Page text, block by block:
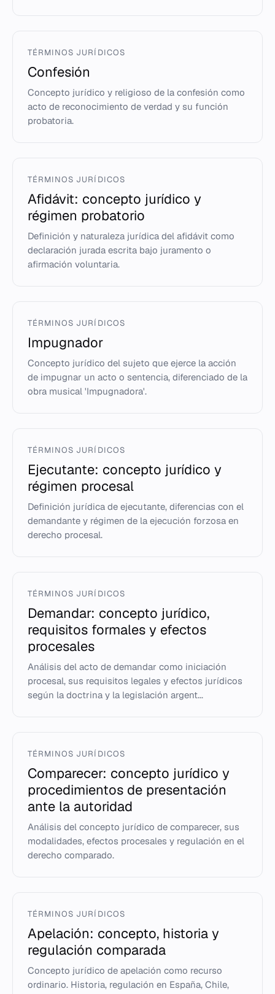
TÉRMINOS JURÍDICOS
Confesión
Concepto jurídico y religioso de la confesión como
acto de reconocimiento de verdad y su función
probatoria.
TÉRMINOS JURÍDICOS
Afidávit: concepto jurídico y
régimen probatorio
Definición y naturaleza jurídica del afidávit como
declaración jurada escrita bajo juramento o
afirmación voluntaria.
TÉRMINOS JURÍDICOS
Impugnador
Concepto jurídico del sujeto que ejerce la acción
de impugnar un acto o sentencia, diferenciado de la
obra musical 'Impugnadora'.
TÉRMINOS JURÍDICOS
Ejecutante: concepto jurídico y
régimen procesal
Definición jurídica de ejecutante, diferencias con el
demandante y régimen de la ejecución forzosa en
derecho procesal.
TÉRMINOS JURÍDICOS
Demandar: concepto jurídico,
requisitos formales y efectos
procesales
Análisis del acto de demandar como iniciación
procesal, sus requisitos legales y efectos jurídicos
según la doctrina y la legislación argent...
TÉRMINOS JURÍDICOS
Comparecer: concepto jurídico y
procedimientos de presentación
ante la autoridad
Análisis del concepto jurídico de comparecer, sus
modalidades, efectos procesales y regulación en el
derecho comparado.
TÉRMINOS JURÍDICOS
Apelación: concepto, historia y
regulación comparada
Concepto jurídico de apelación como recurso
ordinario. Historia, regulación en España, Chile,